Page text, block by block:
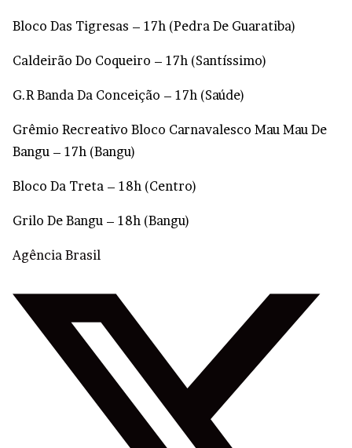
Bloco Das Tigresas – 17h (Pedra De Guaratiba)
Caldeirão Do Coqueiro – 17h (Santíssimo)
G.R Banda Da Conceição – 17h (Saúde)
Grêmio Recreativo Bloco Carnavalesco Mau Mau De
Bangu – 17h (Bangu)
Bloco Da Treta – 18h (Centro)
Grilo De Bangu – 18h (Bangu)
Agência Brasil